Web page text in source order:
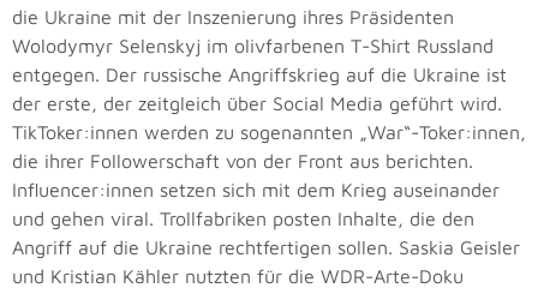
die Ukraine mit der Inszenierung ihres Präsidenten
Wolodymyr Selenskyj im olivfarbenen T-Shirt Russland
entgegen. Der russische Angriffskrieg auf die Ukraine ist
der erste, der zeitgleich über Social Media geführt wird.
TikToker:innen werden zu sogenannten „War“-Toker:innen,
die ihrer Followerschaft von der Front aus berichten.
Influencer:innen setzen sich mit dem Krieg auseinander
und gehen viral. Trollfabriken posten Inhalte, die den
Angriff auf die Ukraine rechtfertigen sollen. Saskia Geisler
und Kristian Kähler nutzten für die WDR-Arte-Doku